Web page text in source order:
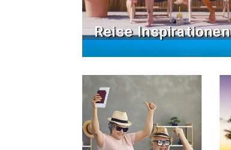
Reise Inspirationen